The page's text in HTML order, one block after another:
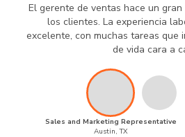
El gerente de ventas hace un
los clientes. La experiencia
excelente, con muchas tareas que
de vida cara a
Sales and Marketing Representative
Austin, TX